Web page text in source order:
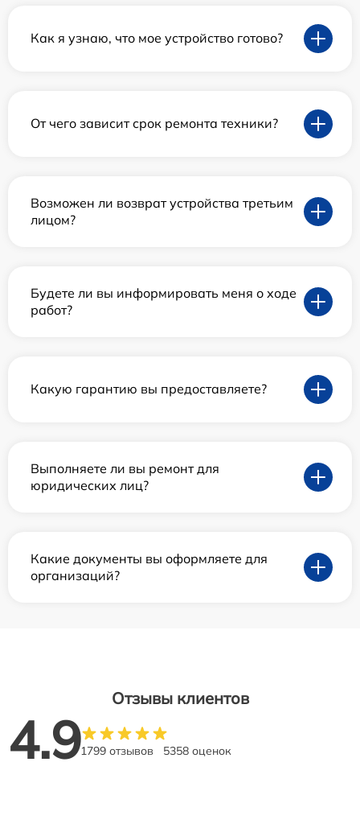
Как я узнаю, что мое устройство готово?
От чего зависит срок ремонта техники?
Возможен ли возврат устройства третьим
лицом?
Будете ли вы информировать меня о ходе
работ?
Какую гарантию вы предоставляете?
Выполняете ли вы ремонт для
юридических лиц?
Какие документы вы оформляете для
организаций?
Отзывы клиентов
4.91799 отзывов 5358 оценок